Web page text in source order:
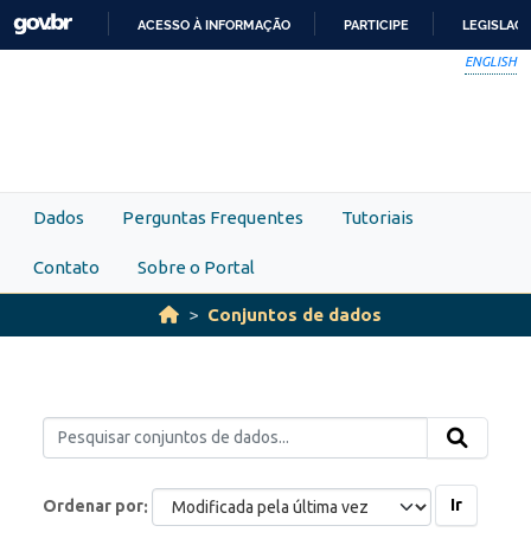
Skip to main content
ACESSO À INFORMAÇÃO PARTICIPE
ENGLISH
Dados Perguntas Frequentes Tutoriais
Contato Sobre o Portal
Conjuntos de dados
Ordenar por Ir